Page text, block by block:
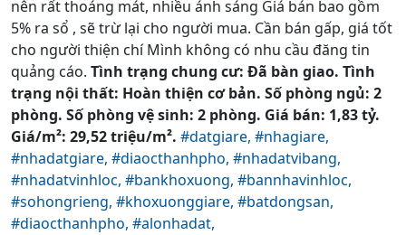
nên rất thoáng mát, nhiều ánh sáng Giá bán bao gồm
5% ra sổ , sẽ trừ lại cho người mua. Cần bán gấp, giá tốt
cho người thiện chí Mình không có nhu cầu đăng tin
quảng cáo. Tình trạng chung cư: Đã bàn giao. Tình
trạng nội thất: Hoàn thiện cơ bản. Số phòng ngủ: 2
phòng. Số phòng vệ sinh: 2 phòng. Giá bán: 1,83 tỷ.
Giá/m²: 29,52 triệu/m². #datgiare, #nhagiare,
#nhadatgiare, #diaocthanhpho, #nhadatvibang,
#nhadatvinhloc, #bankhoxuong, #bannhavinhloc,
#sohongrieng, #khoxuonggiare, #batdongsan,
#diaocthanhpho, #alonhadat,